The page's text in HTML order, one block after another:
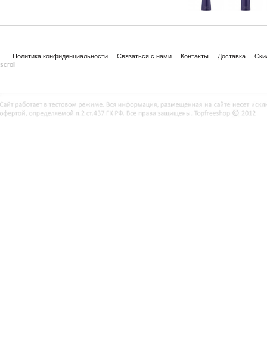
Политика конфиденциальности Связаться с нами Контакты Доставка
scroll